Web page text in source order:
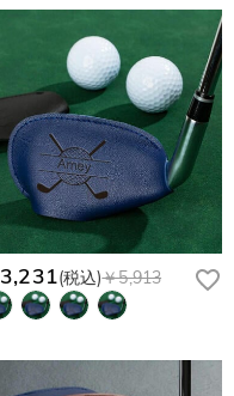
(税込)￥5,913